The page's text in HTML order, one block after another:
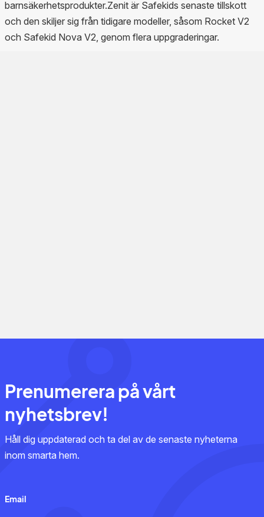
barnsäkerhetsprodukter.Zenit är Safekids senaste tillskott
och den skiljer sig från tidigare modeller, såsom Rocket V2
och Safekid Nova V2, genom flera uppgraderingar.
Prenumerera på vårt
nyhetsbrev!
Håll dig uppdaterad och ta del av de senaste nyheterna
inom smarta hem.
Email